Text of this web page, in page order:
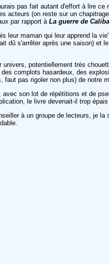
pas fait autant d'effort à lire ce
acteurs (on reste sur un
par rapport à La guerre de
leur maman qui leur apprend la
dû s'arrêter après une saison)
potentiellement très
complots hasardeux, des
pas rigoler non plus) de notre
avec son lot de répétitions et de
le livre devenait-il trop
à un groupe de lecteurs, je